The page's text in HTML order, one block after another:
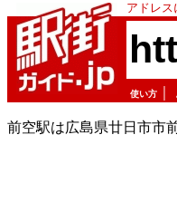
アドレ
使い方
前空駅は広島県廿日市市